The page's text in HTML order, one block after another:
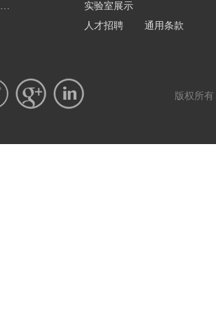
韩国KC认证：6月23日起将执行更严格的网络摄像头安全要求
实验室展示
人才招聘
通用条款
版权所